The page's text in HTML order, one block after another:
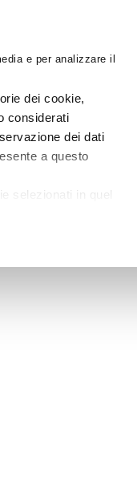
e per analizzare il
dei cookie,
considerati
dei dati
a questo
selezionati in quel